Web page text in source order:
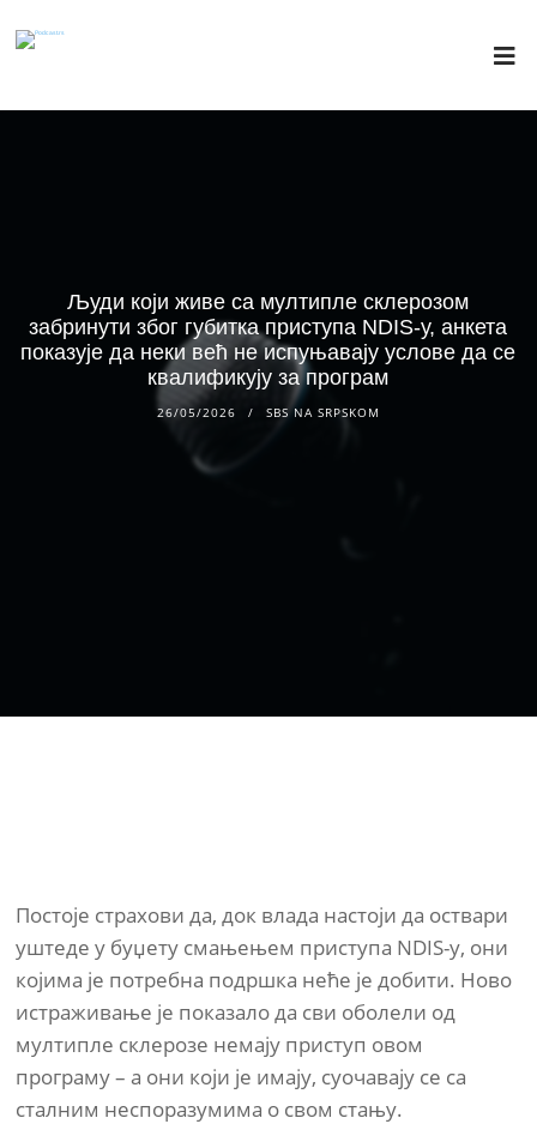
Људи који живе са мултипле склерозом
забринути због губитка приступа NDIS-у, анкета
показује да неки већ не испуњавају услове да се
квалификују за програм
26/05/2026 SBS NA SRPSKOM
Постоје страхови да, док влада настоји да оствари
уштеде у буџету смањењем приступа NDIS-у, они
којима је потребна подршка неће је добити. Ново
истраживање је показало да сви оболели од
мултипле склерозе немају приступ овом
програму – а они који је имају, суочавају се са
сталним неспоразумима о свом стању.